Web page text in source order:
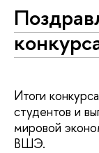
Итоги
студентов и
мировой
ВШЭ.